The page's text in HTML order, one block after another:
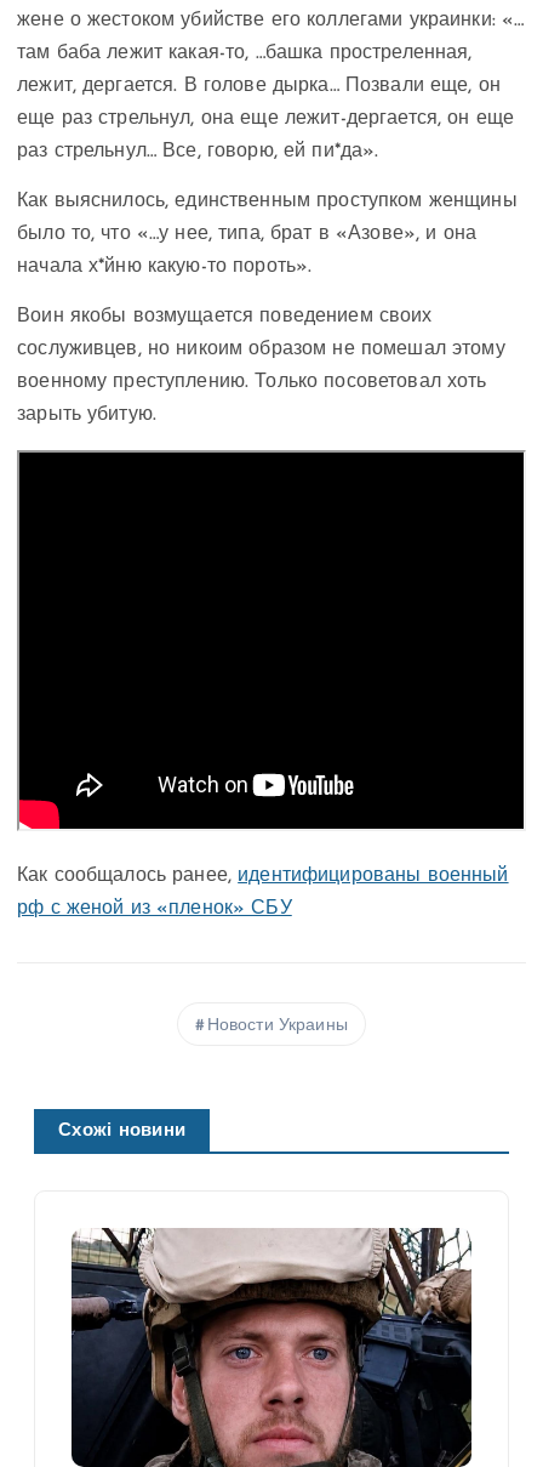
жене о жестоком убийстве его коллегами украинки: «…
там баба лежит какая-то, …башка простреленная,
лежит, дергается. В голове дырка… Позвали еще, он
еще раз стрельнул, она еще лежит-дергается, он еще
раз стрельнул… Все, говорю, ей пи*да».
Как выяснилось, единственным проступком женщины
было то, что «…у нее, типа, брат в «Азове», и она
начала х*йню какую-то пороть».
Воин якобы возмущается поведением своих
сослуживцев, но никоим образом не помешал этому
военному преступлению. Только посоветовал хоть
зарыть убитую.
Как сообщалось ранее, идентифицированы военный
рф с женой из «пленок» СБУ
Новости Украины
Схожі новини